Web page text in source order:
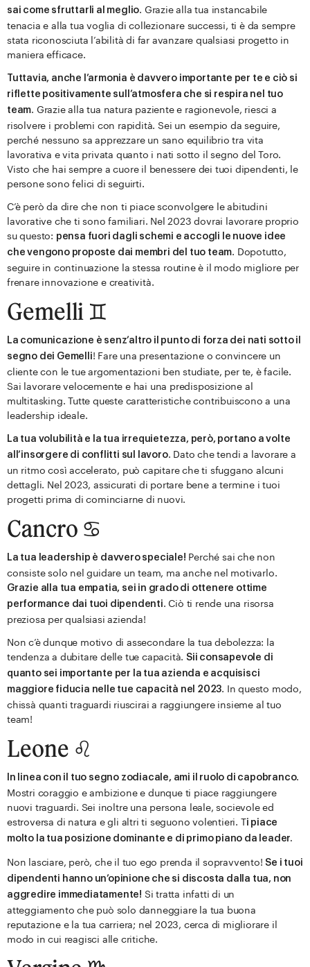
sai come sfruttarli al meglio. Grazie alla tua instancabile
tenacia e alla tua voglia di collezionare successi, ti è da sempre
stata riconosciuta l’abilità di far avanzare qualsiasi progetto in
maniera efficace.
Tuttavia, anche l’armonia è davvero importante per te e ciò si
riflette positivamente sull’atmosfera che si respira nel tuo
team. Grazie alla tua natura paziente e ragionevole, riesci a
risolvere i problemi con rapidità. Sei un esempio da seguire,
perché nessuno sa apprezzare un sano equilibrio tra vita
lavorativa e vita privata quanto i nati sotto il segno del Toro.
Visto che hai sempre a cuore il benessere dei tuoi dipendenti, le
persone sono felici di seguirti.
C’è però da dire che non ti piace sconvolgere le abitudini
lavorative che ti sono familiari. Nel 2023 dovrai lavorare proprio
su questo: pensa fuori dagli schemi e accogli le nuove idee
che vengono proposte dai membri del tuo team. Dopotutto,
seguire in continuazione la stessa routine è il modo migliore per
frenare innovazione e creatività.
Gemelli ♊️
La comunicazione è senz’altro il punto di forza dei nati sotto il
segno dei Gemelli! Fare una presentazione o convincere un
cliente con le tue argomentazioni ben studiate, per te, è facile.
Sai lavorare velocemente e hai una predisposizione al
multitasking. Tutte queste caratteristiche contribuiscono a una
leadership ideale.
La tua volubilità e la tua irrequietezza, però, portano a volte
all’insorgere di conflitti sul lavoro. Dato che tendi a lavorare a
un ritmo così accelerato, può capitare che ti sfuggano alcuni
dettagli. Nel 2023, assicurati di portare bene a termine i tuoi
progetti prima di cominciarne di nuovi.
Cancro ♋️
La tua leadership è davvero speciale! Perché sai che non
consiste solo nel guidare un team, ma anche nel motivarlo.
Grazie alla tua empatia, sei in grado di ottenere ottime
performance dai tuoi dipendenti. Ciò ti rende una risorsa
preziosa per qualsiasi azienda!
Non c’è dunque motivo di assecondare la tua debolezza: la
tendenza a dubitare delle tue capacità.Sii consapevole di
quanto sei importante per la tua azienda e acquisisci
maggiore fiducia nelle tue capacità nel 2023. In questo modo,
chissà quanti traguardi riuscirai a raggiungere insieme al tuo
team!
Leone ♌️
In linea con il tuo segno zodiacale, ami il ruolo di capobranco.
Mostri coraggio e ambizione e dunque ti piace raggiungere
nuovi traguardi. Sei inoltre una persona leale, socievole ed
estroversa di natura e gli altri ti seguono volentieri. Ti piace
molto la tua posizione dominante e di primo piano da leader.
Non lasciare, però, che il tuo ego prenda il sopravvento!Se i tuoi
dipendenti hanno un’opinione che si discosta dalla tua, non
aggredire immediatamente! Si tratta infatti di un
atteggiamento che può solo danneggiare la tua buona
reputazione e la tua carriera; nel 2023, cerca di migliorare il
modo in cui reagisci alle critiche.